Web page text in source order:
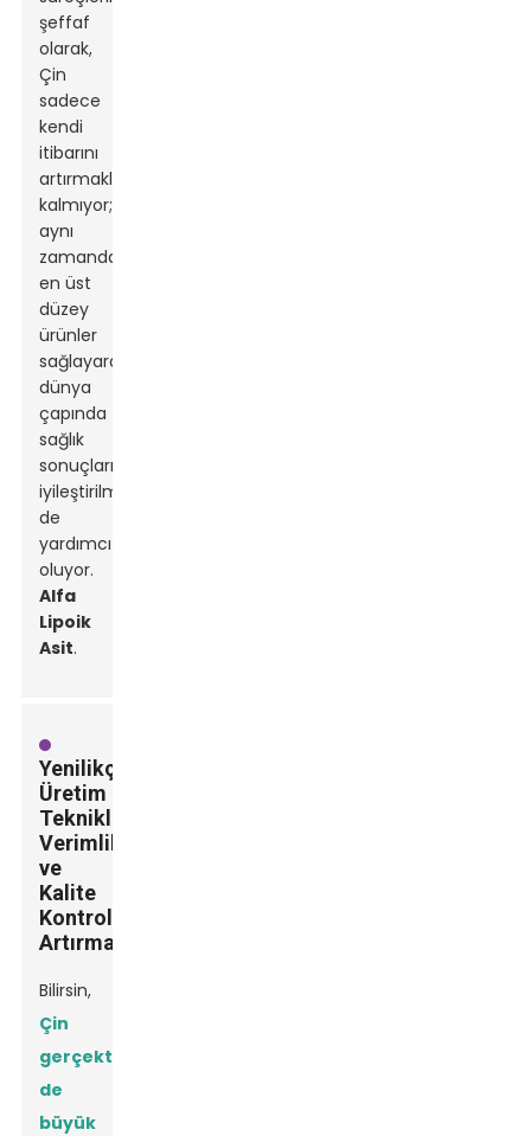
şeffaf
olarak,
Çin
sadece
kendi
itibarını
artırmakla
kalmıyor;
aynı
zamanda
en üst
düzey
ürünler
sağlayarak
dünya
çapında
sağlık
sonuçlarının
iyileştirilmesine
de
yardımcı
oluyor.
Alfa
Lipoik
Asit.
Yenilikçi
Üretim
Teknikleri:
Verimliliği
ve
Kalite
Kontrolünü
Artırma
Bilirsin,
Çin
gerçekten
de
büyük